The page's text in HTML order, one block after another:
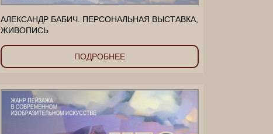
АЛЕКСАНДР БАБИЧ. ПЕРСОНАЛЬНАЯ ВЫСТАВКА,
ЖИВОПИСЬ
ПОДРОБНЕЕ